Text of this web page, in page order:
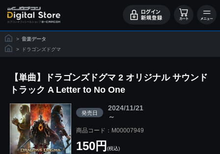
> 音楽データ
>
ドラゴンズドグマ
【単曲】ドラゴンズドグマ 2 オリジナル サウンド
トラック A Letter to No One
発売日
2024/11/21
～
商品コード：M00007949
150円 (税込)